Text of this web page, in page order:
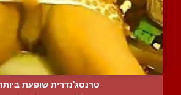
טרנסג'נדרית שופעת